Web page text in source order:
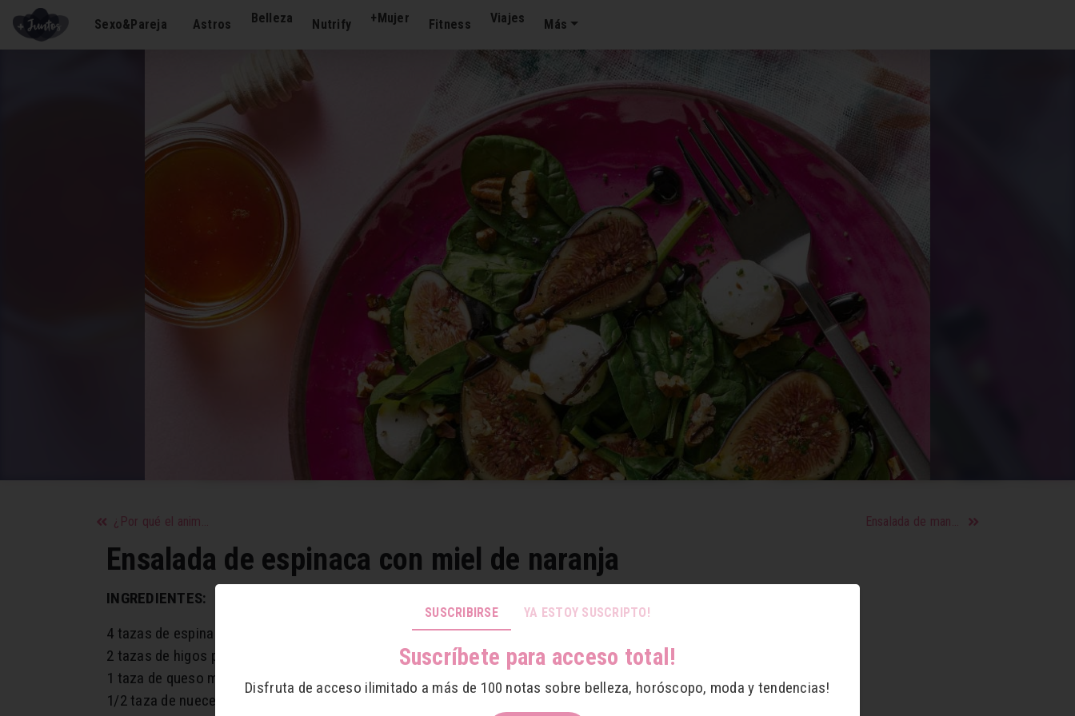
Sexo&Pareja Astros Belleza Nutrify +Mujer Fitness Viajes Más
¿Por qué el animal print nunca pasará de moda? Ensalada de manzana verde y lechuga
Ensalada de espinaca con miel de naranja
INGREDIENTES:
4 tazas de espinaca baby lista para su consumo
2 tazas de higos partidos en cuartos
1 taza de queso mascarpone hecho pelotitas
1/2 taza de nueces tostadas y troceadas
SUSCRIBIRSE YA ESTOY SUSCRIPTO!
Suscríbete para acceso total!
Disfruta de acceso ilimitado a más de 100 notas sobre belleza, horóscopo, moda y tendencias!